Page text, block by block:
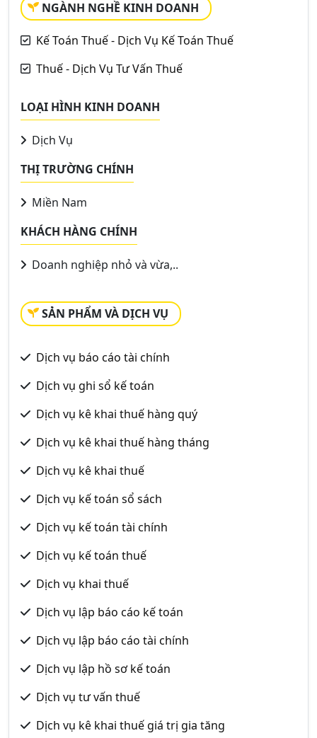
NGÀNH NGHỀ KINH DOANH
Kế Toán Thuế - Dịch Vụ Kế Toán Thuế
Thuế - Dịch Vụ Tư Vấn Thuế
LOẠI HÌNH KINH DOANH
Dịch Vụ
THỊ TRƯỜNG CHÍNH
Miền Nam
KHÁCH HÀNG CHÍNH
Doanh nghiệp nhỏ và vừa,..
SẢN PHẨM VÀ DỊCH VỤ
Dịch vụ báo cáo tài chính
Dịch vụ ghi sổ kế toán
Dịch vụ kê khai thuế hàng quý
Dịch vụ kê khai thuế hàng tháng
Dịch vụ kê khai thuế
Dịch vụ kế toán sổ sách
Dịch vụ kế toán tài chính
Dịch vụ kế toán thuế
Dịch vụ khai thuế
Dịch vụ lập báo cáo kế toán
Dịch vụ lập báo cáo tài chính
Dịch vụ lập hồ sơ kế toán
Dịch vụ tư vấn thuế
Dịch vụ kê khai thuế giá trị gia tăng